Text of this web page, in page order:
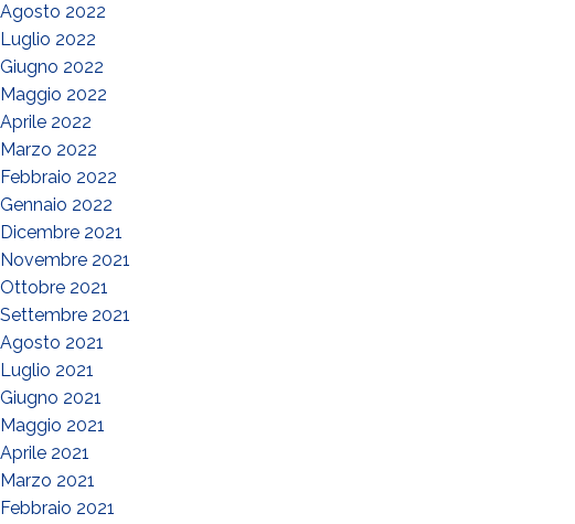
Agosto 2022
Luglio 2022
Giugno 2022
Maggio 2022
Aprile 2022
Marzo 2022
Febbraio 2022
Gennaio 2022
Dicembre 2021
Novembre 2021
Ottobre 2021
Settembre 2021
Agosto 2021
Luglio 2021
Giugno 2021
Maggio 2021
Aprile 2021
Marzo 2021
Febbraio 2021